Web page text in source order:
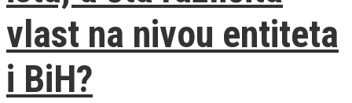
vlast na nivou entiteta
i BiH?